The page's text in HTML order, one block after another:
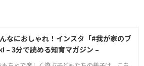
なにおしゃれ！インスタ「#我が家のブ
– 3分で読める知育マガジン –